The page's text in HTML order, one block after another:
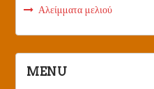
Αλείμματα μελιού
MENU